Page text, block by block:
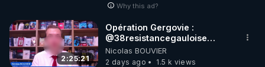
Why this ad?
2:25:21
Opération Gergovie :
‪@38resistancegauloise‬
‪@MarionSigautOfficiel‬
‪@gladysriifard5710‬ Laëtitia
Nicolas BOUVIER
2 days ago
1.5 k views